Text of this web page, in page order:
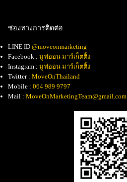
ช่องทางการติดต่อ
LINE ID @moveonmarketing
Facebook : มูฟออน มาร์เก็ตติ้ง
Instagram : มูฟออน มาร์เก็ตติ้ง
Twitter : MoveOnThailand
Mobile : 064 989 9797
Mail : MoveOnMarketingTeam@gmail.com